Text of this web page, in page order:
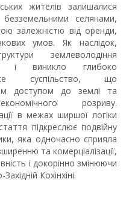
жителів залишалися
селянами,
залежністю від оренди,
умов. Як наслідок,
землеволодіння
і виникло глибоко
суспільство, що
доступом до землі та
розриву.
в межах ширшої логіки
підкреслює подвійну
яка одночасно сприяла
та комерціалізації,
і докорінно змінюючи
Кохінхіні.